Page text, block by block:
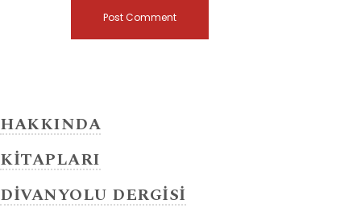
HAKKINDA
KİTAPLARI
DİVANYOLU DERGİSİ